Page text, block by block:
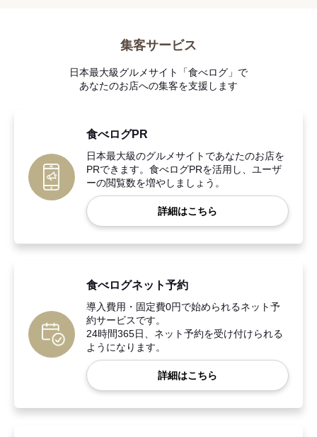
集客サービス
日本最大級グルメサイト「食べログ」で
あなたのお店への集客を支援します
食べログPR
日本最大級のグルメサイトであなたのお店を
PRできます。食べログPRを活用し、ユーザ
ーの閲覧数を増やしましょう。
詳細はこちら
食べログネット予約
導入費用・固定費0円で始められるネット予
約サービスです。
24時間365日、ネット予約を受け付けられる
ようになります。
詳細はこちら